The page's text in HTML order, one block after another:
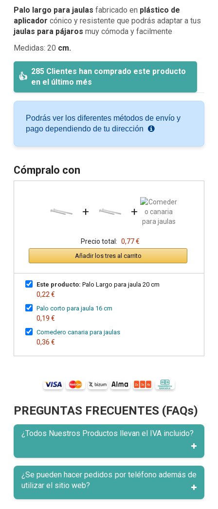
Palo largo para jaulas fabricado en plástico de
aplicador cónico y resistente que podrás adaptar a tus
jaulas para pájaros muy cómoda y facilmente
Medidas: 20 cm.
285 Clientes han comprado este producto
en el último més
Podrás ver los diferentes métodos de envío y
pago dependiendo de tu dirección
Cómpralo con
+ +
Precio total: 0,77 €
Añadir los tres al carrito
Este producto: Palo Largo para jaula 20 cm
0,22 €
Palo corto para jaula 16 cm
0,19 €
Comedero canaria para jaulas
0,36 €
PREGUNTAS FRECUENTES (FAQs)
¿Todos Nuestros Productos llevan el IVA incluido?
¿Se pueden hacer pedidos por teléfono además de
utilizar el sitio web?